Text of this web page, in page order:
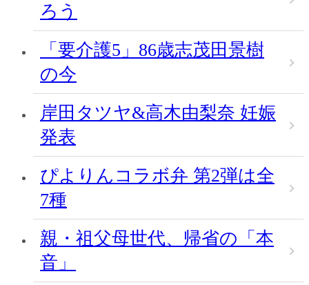
ろう
「要介護5」86歳志茂田景樹
の今
岸田タツヤ&高木由梨奈 妊娠
発表
ぴよりんコラボ弁 第2弾は全
7種
親・祖父母世代、帰省の「本
音」